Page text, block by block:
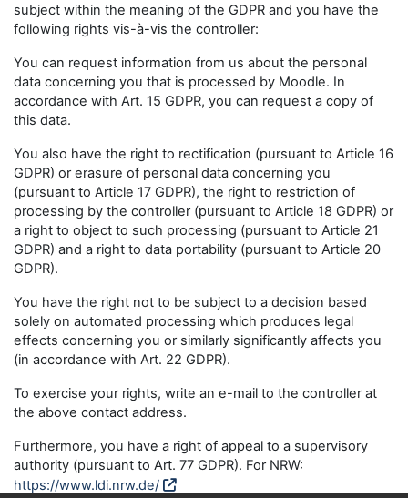
subject within the meaning of the GDPR and you have the
following rights vis-à-vis the controller:
You can request information from us about the personal
data concerning you that is processed by Moodle. In
accordance with Art. 15 GDPR, you can request a copy of
this data.
You also have the right to rectification (pursuant to Article 16
GDPR) or erasure of personal data concerning you
(pursuant to Article 17 GDPR), the right to restriction of
processing by the controller (pursuant to Article 18 GDPR) or
a right to object to such processing (pursuant to Article 21
GDPR) and a right to data portability (pursuant to Article 20
GDPR).
You have the right not to be subject to a decision based
solely on automated processing which produces legal
effects concerning you or similarly significantly affects you
(in accordance with Art. 22 GDPR).
To exercise your rights, write an e-mail to the controller at
the above contact address.
Furthermore, you have a right of appeal to a supervisory
authority (pursuant to Art. 77 GDPR). For NRW:
https://www.ldi.nrw.de/